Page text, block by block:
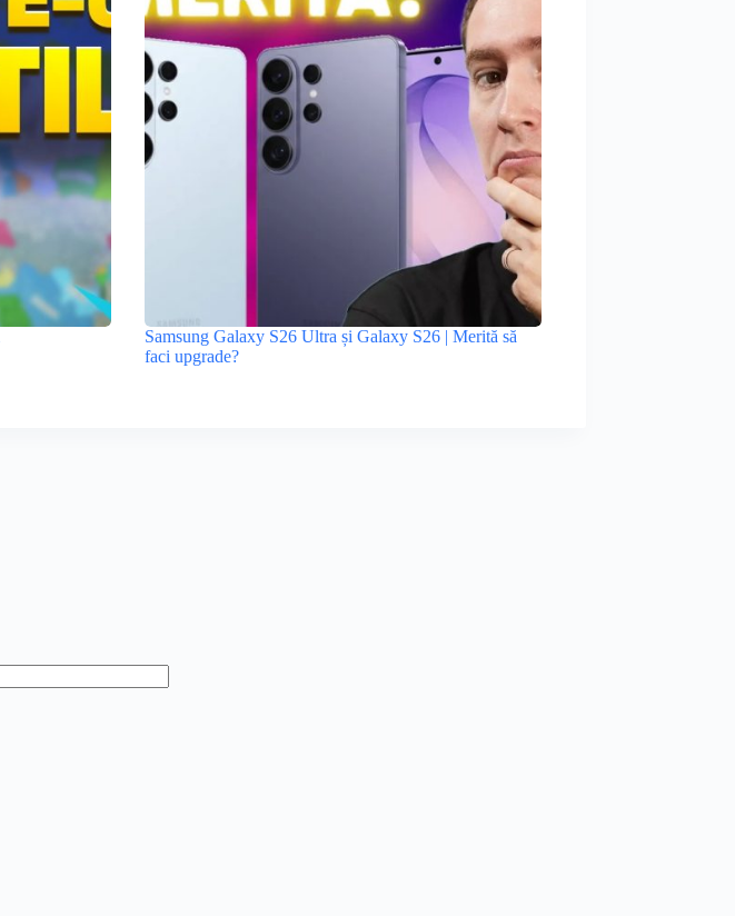
Samsung Galaxy S26 Ultra și Galaxy S26 | Merită să
faci upgrade?